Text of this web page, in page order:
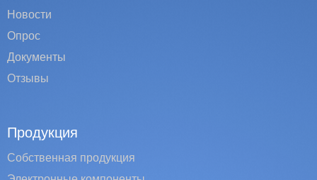
Новости
Опрос
Документы
Отзывы
Продукция
Собственная продукция